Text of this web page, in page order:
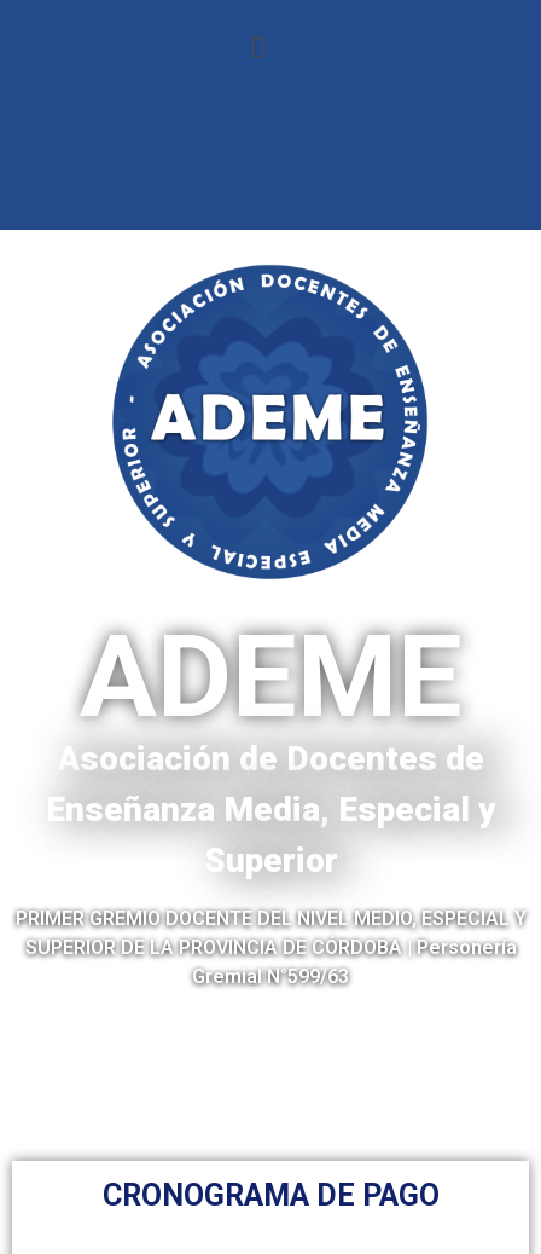
ADEME
Asociación de Docentes de
Enseñanza Media, Especial y
Superior
PRIMER GREMIO DOCENTE DEL NIVEL MEDIO, ESPECIAL Y
SUPERIOR DE LA PROVINCIA DE CÓRDOBA | Personería
Gremial N°599/63
CRONOGRAMA DE PAGO